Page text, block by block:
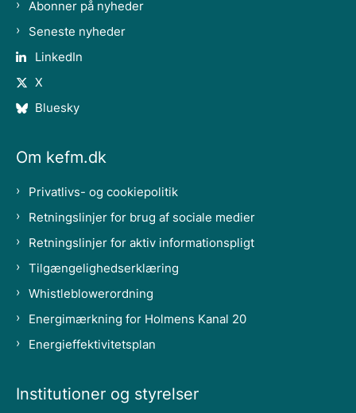
Abonner på nyheder
Seneste nyheder
LinkedIn
X
Bluesky
Om kefm.dk
Privatlivs- og cookiepolitik
Retningslinjer for brug af sociale medier
Retningslinjer for aktiv informationspligt
Tilgængelighedserklæring
Whistleblowerordning
Energimærkning for Holmens Kanal 20
Energieffektivitetsplan
Institutioner og styrelser